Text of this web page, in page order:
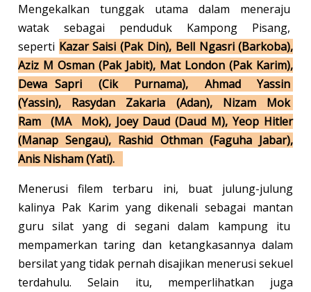
Mengekalkan tunggak utama dalam meneraju
watak sebagai penduduk Kampong Pisang,
seperti Kazar Saisi (Pak Din), Bell Ngasri (Barkoba),
Aziz M Osman (Pak Jabit), Mat London (Pak Karim),
Dewa Sapri (Cik Purnama), Ahmad Yassin
(Yassin), Rasydan Zakaria (Adan), Nizam Mok
Ram (MA Mok), Joey Daud (Daud M), Yeop Hitler
(Manap Sengau), Rashid Othman (Faguha Jabar),
Anis Nisham (Yati).
Menerusi filem terbaru ini, buat julung-julung
kalinya Pak Karim yang dikenali sebagai mantan
guru silat yang di segani dalam kampung itu
mempamerkan taring dan ketangkasannya dalam
bersilat yang tidak pernah disajikan menerusi sekuel
terdahulu. Selain itu, memperlihatkan juga